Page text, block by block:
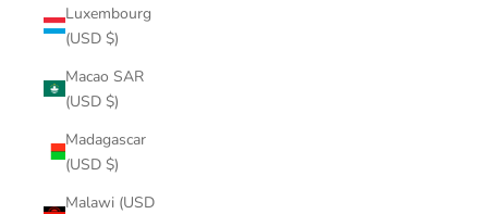
Luxembourg
(USD $)
Macao SAR
(USD $)
Madagascar
(USD $)
Malawi (USD